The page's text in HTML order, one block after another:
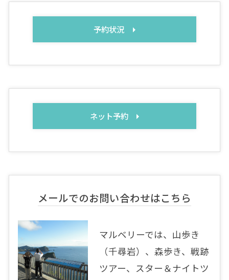
予約状況
ネット予約
メールでのお問い合わせはこちら
マルベリーでは、山歩き
（千尋岩）、森歩き、戦跡
ツアー、スター＆ナイトツ